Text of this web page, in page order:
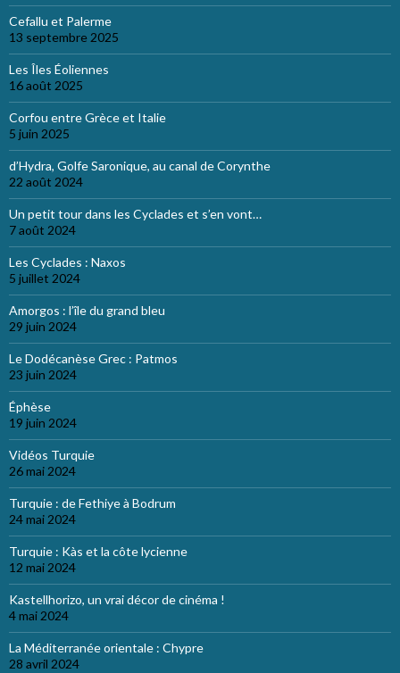
Cefallu et Palerme
13 septembre 2025
Les Îles Éoliennes
16 août 2025
Corfou entre Grèce et Italie
5 juin 2025
d’Hydra, Golfe Saronique, au canal de Corynthe
22 août 2024
Un petit tour dans les Cyclades et s’en vont…
7 août 2024
Les Cyclades : Naxos
5 juillet 2024
Amorgos : l’île du grand bleu
29 juin 2024
Le Dodécanèse Grec : Patmos
23 juin 2024
Éphèse
19 juin 2024
Vidéos Turquie
26 mai 2024
Turquie : de Fethiye à Bodrum
24 mai 2024
Turquie : Kàs et la côte lycienne
12 mai 2024
Kastellhorizo, un vrai décor de cinéma !
4 mai 2024
La Méditerranée orientale : Chypre
28 avril 2024